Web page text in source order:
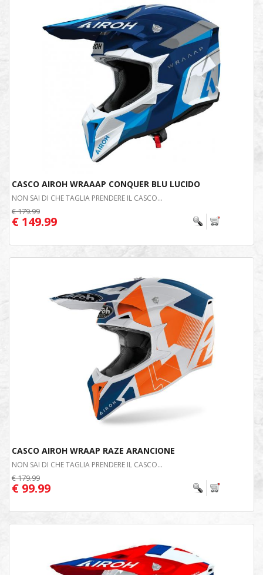
CASCO AIROH WRAAAP CONQUER BLU LUCIDO
NON SAI DI CHE TAGLIA PRENDERE IL CASCO...
€ 179.99
€ 149.99
CASCO AIROH WRAAP RAZE ARANCIONE
NON SAI DI CHE TAGLIA PRENDERE IL CASCO...
€ 179.99
€ 99.99